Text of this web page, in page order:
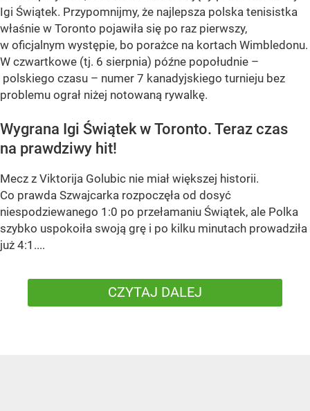
Igi Świątek. Przypomnijmy, że najlepsza polska tenisistka
właśnie w Toronto pojawiła się po raz pierwszy,
w oficjalnym występie, bo porażce na kortach Wimbledonu.
W czwartkowe (tj. 6 sierpnia) późne popołudnie –
polskiego czasu – numer 7 kanadyjskiego turnieju bez
problemu ograł niżej notowaną rywalkę.
Wygrana Igi Świątek w Toronto. Teraz czas
na prawdziwy hit!
Mecz z Viktorija Golubic nie miał większej historii.
Co prawda Szwajcarka rozpoczęła od dosyć
niespodziewanego 1:0 po przełamaniu Świątek, ale Polka
szybko uspokoiła swoją grę i po kilku minutach prowadziła
już 4:1....
CZYTAJ DALEJ